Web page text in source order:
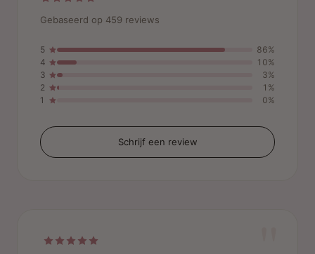
Gebaseerd op 459 reviews
5
86%
4
10%
3
3%
2
1%
1
0%
Schrijf een review